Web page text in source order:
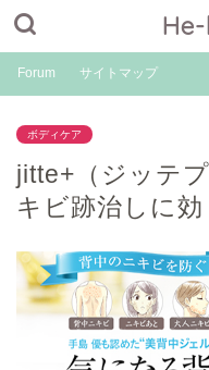
Forum サイトマップ
ボディケア
jitte+（ジッテ
キビ跡治しに効